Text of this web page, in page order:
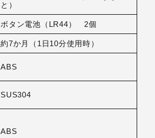
と）
ボタン電池（LR44） 2個
約7か月（1日10分使用時）
ABS
SUS304
ABS